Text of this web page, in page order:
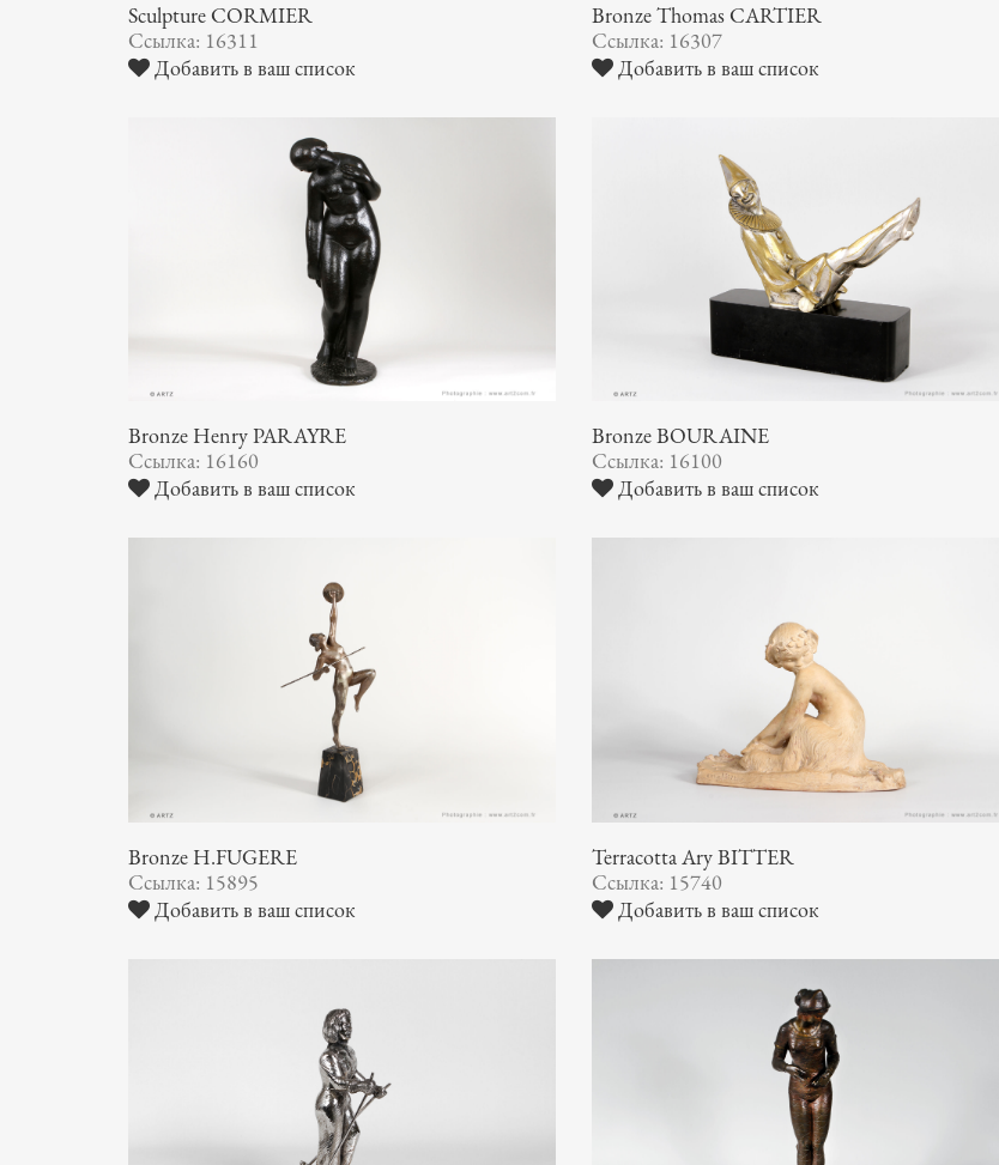
Sculpture CORMIER
Ссылка: 16311
Добавить в ваш список
Bronze Thomas CARTIER
Ссылка: 16307
Добавить в ваш список
Bronze Henry PARAYRE
Ссылка: 16160
Добавить в ваш список
Bronze BOURAINE
Ссылка: 16100
Добавить в ваш список
Bronze H.FUGERE
Ссылка: 15895
Добавить в ваш список
Terracotta Ary BITTER
Ссылка: 15740
Добавить в ваш список